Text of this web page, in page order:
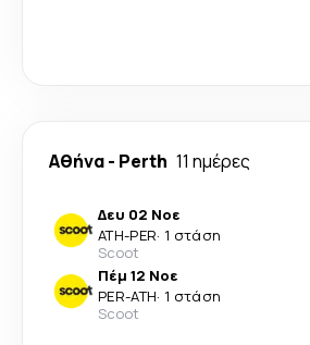
Αθήνα- Perth 11 ημέρες
Δευ 02 Νοε
ATH-PER· 1 στάση
Scoot
Πέμ 12 Νοε
PER-ATH· 1 στάση
Scoot